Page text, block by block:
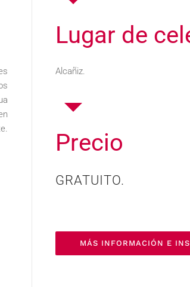
Lugar de
Alcañiz.
Precio
GRATUITO.
MÁS INFORMACIÓN E